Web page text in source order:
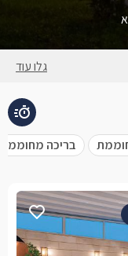
גלו עוד
בריכה מחוממת